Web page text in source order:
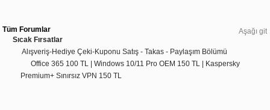
Aşağı git
Tüm Forumlar
Sıcak Fırsatlar
Alışveriş-Hediye Çeki-Kuponu Satış - Takas - Paylaşım Bölümü
Office 365 100 TL | Windows 10/11 Pro OEM 150 TL | Kaspersky
Premium+ Sınırsız VPN 150 TL